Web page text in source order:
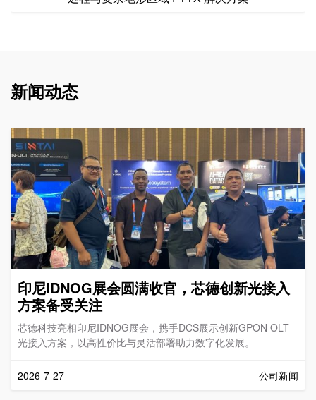
新闻动态
印尼IDNOG展会圆满收官，芯德创新光接入
方案备受关注
芯德科技亮相印尼IDNOG展会，携手DCS展示创新GPON OLT
光接入方案，以高性价比与灵活部署助力数字化发展。
2026-7-27 公司新闻